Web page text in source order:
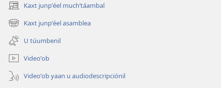
Kaxt junpʼéel muchʼtáambal
(opens
new
window)
Kaxt junpʼéel asamblea
(opens
new
window)
U túumbenil
Videoʼob
Videoʼob yaan u audiodescripciónil